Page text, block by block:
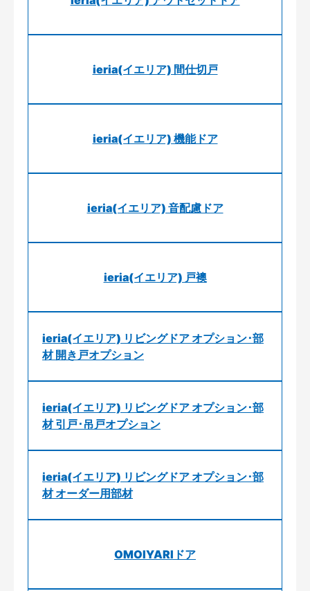
ieria(イエリア) 間仕切戸
ieria(イエリア) 機能ドア
ieria(イエリア) 音配慮ドア
ieria(イエリア) 戸襖
ieria(イエリア) リビングドア オプション･部
材 開き戸オプション
ieria(イエリア) リビングドア オプション･部
材 引戸･吊戸オプション
ieria(イエリア) リビングドア オプション･部
材 オーダー用部材
OMOIYARIドア